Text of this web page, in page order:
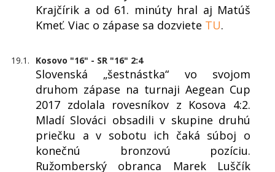
Krajčírik a od 61. minúty hral aj Matúš
Kmeť. Viac o zápase sa dozviete TU.
19.1. Kosovo "16" - SR "16" 2:4
Slovenská „šestnástka“ vo svojom
druhom zápase na turnaji Aegean Cup
2017 zdolala rovesníkov z Kosova 4:2.
Mladí Slováci obsadili v skupine druhú
priečku a v sobotu ich čaká súboj o
konečnú bronzovú pozíciu.
Ružomberský obranca Marek Luščík